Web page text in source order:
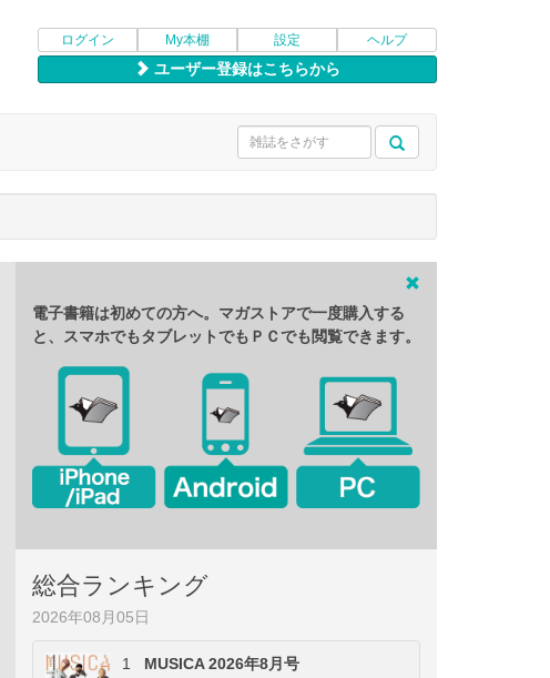
ログイン My本棚 設定 ヘルプ
ユーザー登録はこちらから
電子書籍は初めての方へ。マガストアで一度購入する
と、スマホでもタブレットでもＰＣでも閲覧できます。
総合ランキング
2026年08月05日
1 MUSICA 2026年8月号